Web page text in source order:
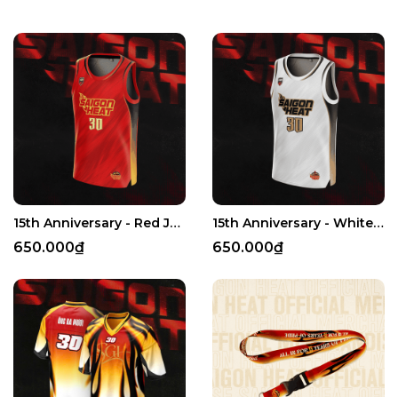
15th Anniversary - Red Jersey
650.000₫
15th Anniversary - White Jersey
650.000₫